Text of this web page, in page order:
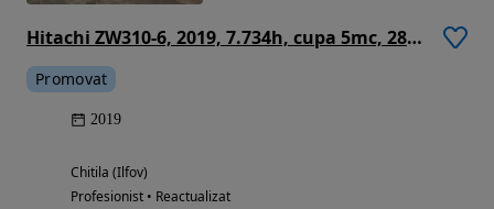
Hitachi ZW310-6, 2019, 7.734h, cupa 5mc, 28 tone, Gresare automata, Cantar, Anvelope Goodyear L5 70% ok, camera spate, consum 17,6l/h, descarca la 4,4m, motor 285CP, VIRARE JOYSTICK, revizii ok, STARE FOARTE BUNA, posibilitate leasing-PROMOTIE 98.750 eur+Tva
Promovat
2019
Chitila (Ilfov)
Profesionist • Reactualizat